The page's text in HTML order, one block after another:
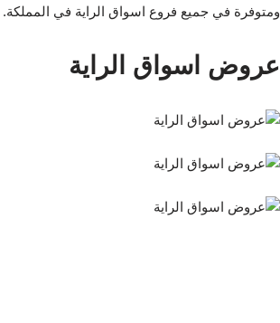
ومتوفرة في جميع فروع اسواق الراية في المملكة.
عروض اسواق الراية